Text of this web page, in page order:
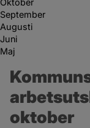
September
Augusti
Juni
Maj
oktober